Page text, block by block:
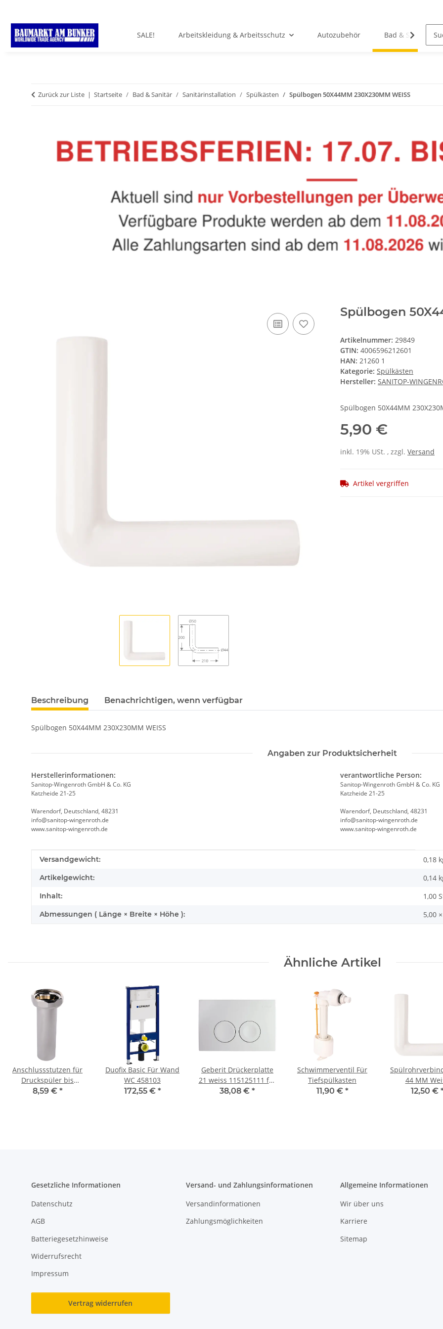
SALE! Arbeitskleidung & Arbeitsschutz Autozubehör Bad & Sanitär
Zurück zur Liste Startseite Bad & Sanitär Sanitärinstallation Spülkästen Spülbogen 50X44MM 230X230MM WEISS
Spülbogen
Artikelnummer: 29849
GTIN: 4006596212601
HAN: 21260 1
Kategorie: Spülkästen
Hersteller: SANITOP-
Spülbogen 50X44MM
5,90 €
inkl. 19% USt. , zzgl. Versand
Artikel vergriffen
Beschreibung Benachrichtigen, wenn verfügbar
Spülbogen 50X44MM 230X230MM WEISS
Angaben zur Produktsicherheit
Herstellerinformationen:
Sanitop-Wingenroth GmbH & Co. KG
Katzheide 21-25
Warendorf, Deutschland, 48231
info@sanitop-wingenroth.de
www.sanitop-wingenroth.de
verantwortliche Person:
Sanitop-Wingenroth GmbH & Co. KG
Katzheide 21-25
Warendorf, Deutschland, 48231
info@sanitop-wingenroth.de
www.sanitop-wingenroth.de
Produkteigenschaft
Wert
Versandgewicht: 0,18
Artikelgewicht: 0,14
Inhalt: 1,00
Abmessungen ( Länge × Breite × Höhe ): 5,00
Ähnliche Artikel
Anschlussstutzen für
Druckspüler bis
Baujahr 11/2011
8,59 € *
Duofix Basic Für Wand
WC 458103
172,55 € *
Geberit Drückerplatte
21 weiss 115125111 für
Duofix Basic
38,08 € *
Schwimmerventil Für
Tiefspülkasten
11,90 € *
44 MM
12,50 €
Gesetzliche Informationen
Datenschutz
AGB
Batteriegesetzhinweise
Widerrufsrecht
Impressum
Vertrag widerrufen
Versand- und Zahlungsinformationen
Versandinformationen
Zahlungsmöglichkeiten
Allgemeine Informationen
Wir über uns
Karriere
Sitemap